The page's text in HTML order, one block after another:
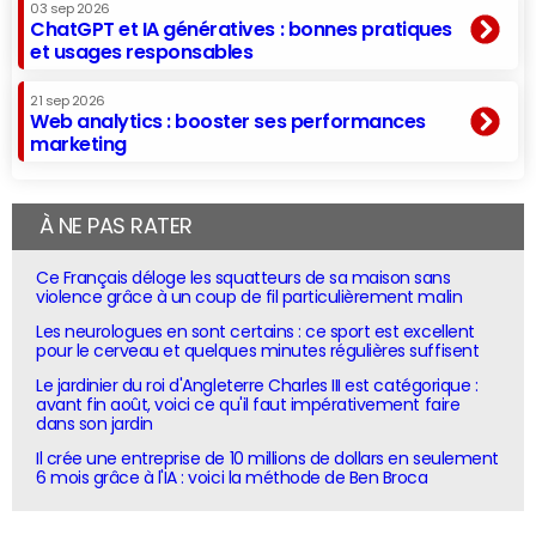
03 sep 2026
ChatGPT et IA génératives : bonnes pratiques
et usages responsables
21 sep 2026
Web analytics : booster ses performances
marketing
À NE PAS RATER
Ce Français déloge les squatteurs de sa maison sans
violence grâce à un coup de fil particulièrement malin
Les neurologues en sont certains : ce sport est excellent
pour le cerveau et quelques minutes régulières suffisent
Le jardinier du roi d'Angleterre Charles III est catégorique :
avant fin août, voici ce qu'il faut impérativement faire
dans son jardin
Il crée une entreprise de 10 millions de dollars en seulement
6 mois grâce à l'IA : voici la méthode de Ben Broca